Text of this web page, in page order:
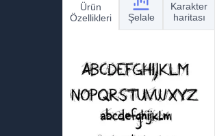
Ürün
Özellikleri
Şelale
Karakter
haritası